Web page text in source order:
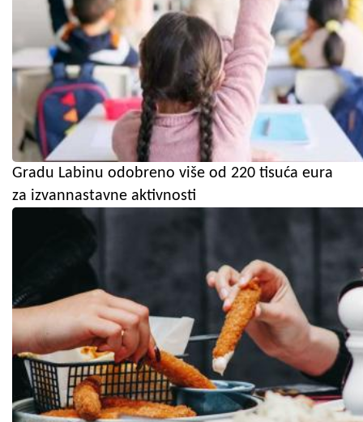
Gradu Labinu odobreno više od 220 tisuća eura
za izvannastavne aktivnosti